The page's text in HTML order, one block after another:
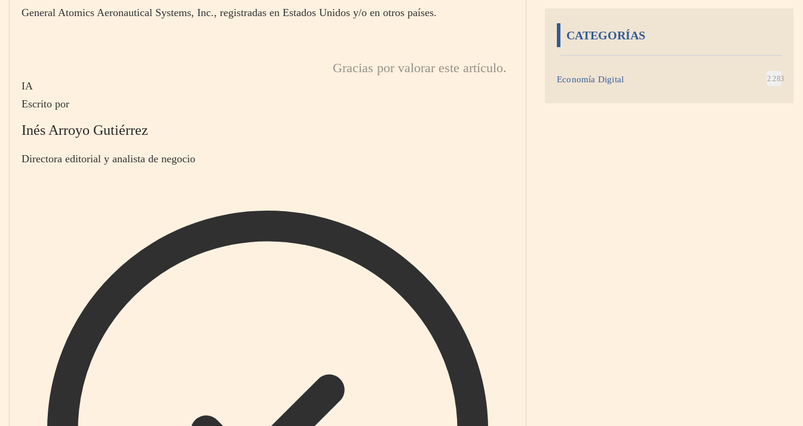
General Atomics Aeronautical Systems, Inc., registradas en Estados Unidos y/o en otros países.
Gracias por valorar este artículo.
IA
Escrito por
Inés Arroyo Gutiérrez
Directora editorial y analista de negocio
CATEGORÍAS
Economía Digital 2.283